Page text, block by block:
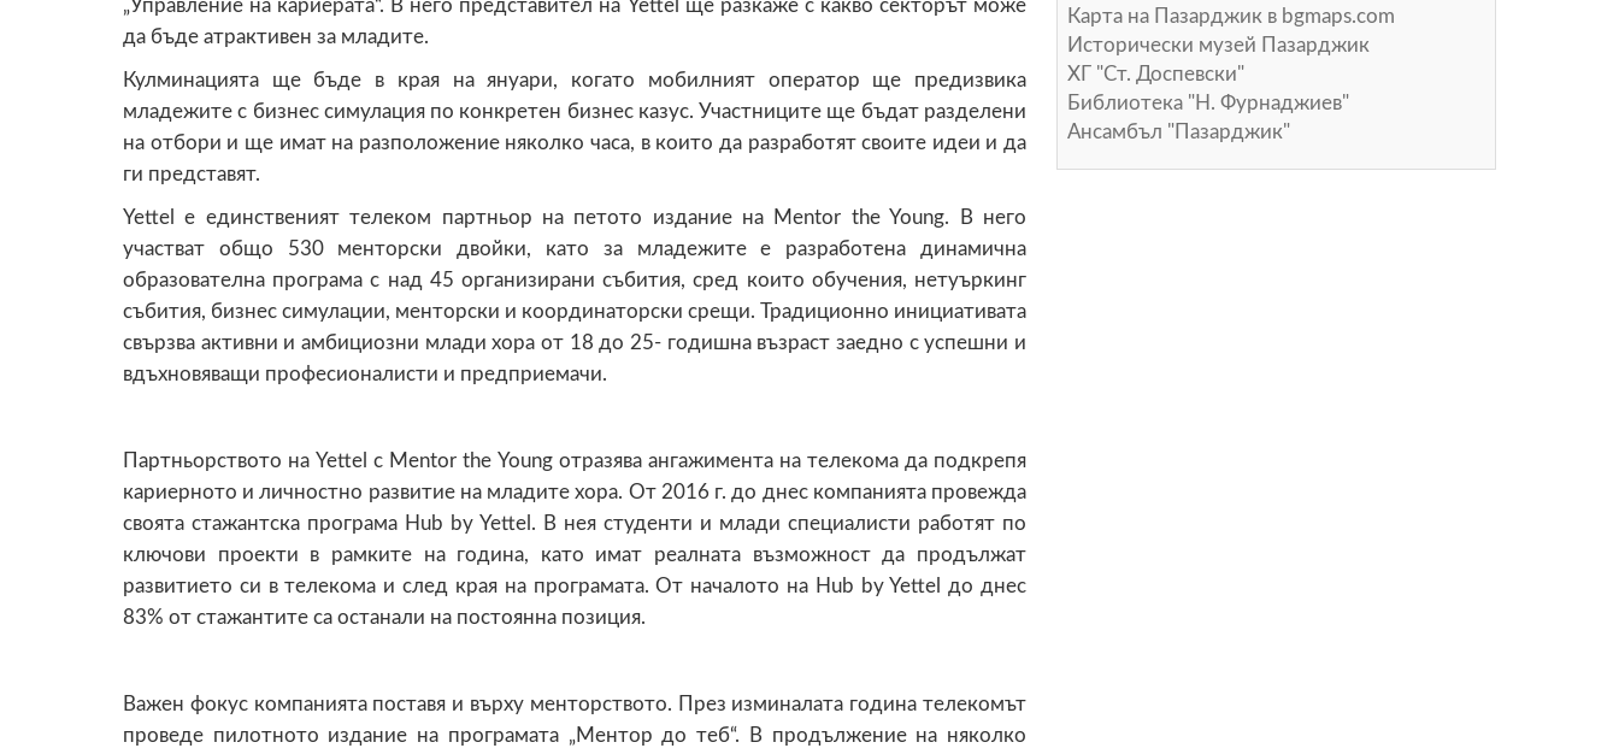
„Управление на кариерата“. В него представител на Yettel ще разкаже с какво секторът може
да бъде атрактивен за младите.
Кулминацията ще бъде в края на януари, когато мобилният оператор ще предизвика
младежите с бизнес симулация по конкретен бизнес казус. Участниците ще бъдат разделени
на отбори и ще имат на разположение няколко часа, в които да разработят своите идеи и да
ги представят.
Yettel е единственият телеком партньор на петото издание на Mentor the Young. В него
участват общо 530 менторски двойки, като за младежите е разработена динамична
образователна програма с над 45 организирани събития, сред които обучения, нетуъркинг
събития, бизнес симулации, менторски и координаторски срещи. Традиционно инициативата
свързва активни и амбициозни млади хора от 18 до 25- годишна възраст заедно с успешни и
вдъхновяващи професионалисти и предприемачи.
Партньорството на Yettel с Mentor the Young отразява ангажимента на телекома да подкрепя
кариерното и личностно развитие на младите хора. От 2016 г. до днес компанията провежда
своята стажантска програма Hub by Yettel. В нея студенти и млади специалисти работят по
ключови проекти в рамките на година, като имат реалната възможност да продължат
развитието си в телекома и след края на програмата. От началото на Hub by Yettel до днес
83% от стажантите са останали на постоянна позиция.
Важен фокус компанията поставя и върху менторството. През изминалата година телекомът
проведе пилотното издание на програмата „Ментор до теб“. В продължение на няколко
Карта на Пазарджик в bgmaps.com
Исторически музей Пазарджик
ХГ "Ст. Доспевски"
Библиотека "Н. Фурнаджиев"
Ансамбъл "Пазарджик"